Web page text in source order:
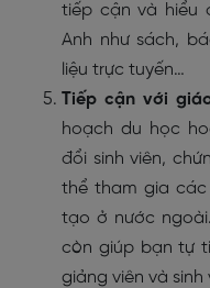
tiếp cận và hiểu
Anh như sách,
liệu trực tuyến…
Tiếp cận với
hoạch du học
đổi sinh viên,
thể tham gia
tạo ở nước
còn giúp bạn tự
giảng viên và sinh